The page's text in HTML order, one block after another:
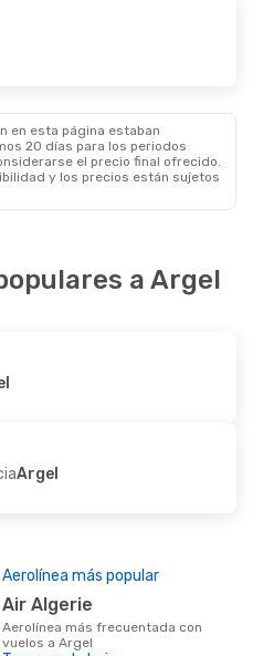
en esta página estaban
20 días para los periodos
el precio final ofrecido.
y los precios están sujetos
a Argel
Argel
Aerolínea más popular
Air Algerie
Aerolínea más frecuentada con
vuelos a Argel